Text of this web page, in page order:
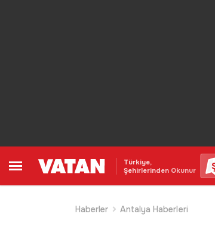
Türkiye,
Şehirlerinden Okunur
Haberler
Antalya Haberleri